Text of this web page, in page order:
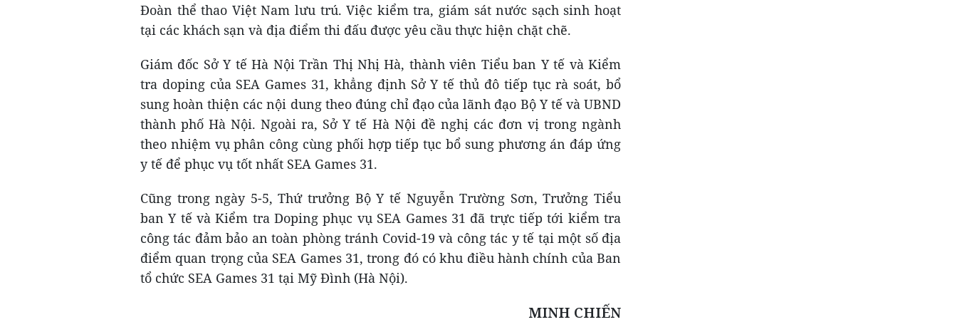
Đoàn thể thao Việt Nam lưu trú. Việc kiểm tra, giám sát nước sạch sinh hoạt
tại các khách sạn và địa điểm thi đấu được yêu cầu thực hiện chặt chẽ.
Giám đốc Sở Y tế Hà Nội Trần Thị Nhị Hà, thành viên Tiểu ban Y tế và Kiểm
tra doping của SEA Games 31, khẳng định Sở Y tế thủ đô tiếp tục rà soát, bổ
sung hoàn thiện các nội dung theo đúng chỉ đạo của lãnh đạo Bộ Y tế và UBND
thành phố Hà Nội. Ngoài ra, Sở Y tế Hà Nội đề nghị các đơn vị trong ngành
theo nhiệm vụ phân công cùng phối hợp tiếp tục bổ sung phương án đáp ứng
y tế để phục vụ tốt nhất SEA Games 31.
Cũng trong ngày 5-5, Thứ trưởng Bộ Y tế Nguyễn Trường Sơn, Trưởng Tiểu
ban Y tế và Kiểm tra Doping phục vụ SEA Games 31 đã trực tiếp tới kiểm tra
công tác đảm bảo an toàn phòng tránh Covid-19 và công tác y tế tại một số địa
điểm quan trọng của SEA Games 31, trong đó có khu điều hành chính của Ban
tổ chức SEA Games 31 tại Mỹ Đình (Hà Nội).
MINH CHIẾN